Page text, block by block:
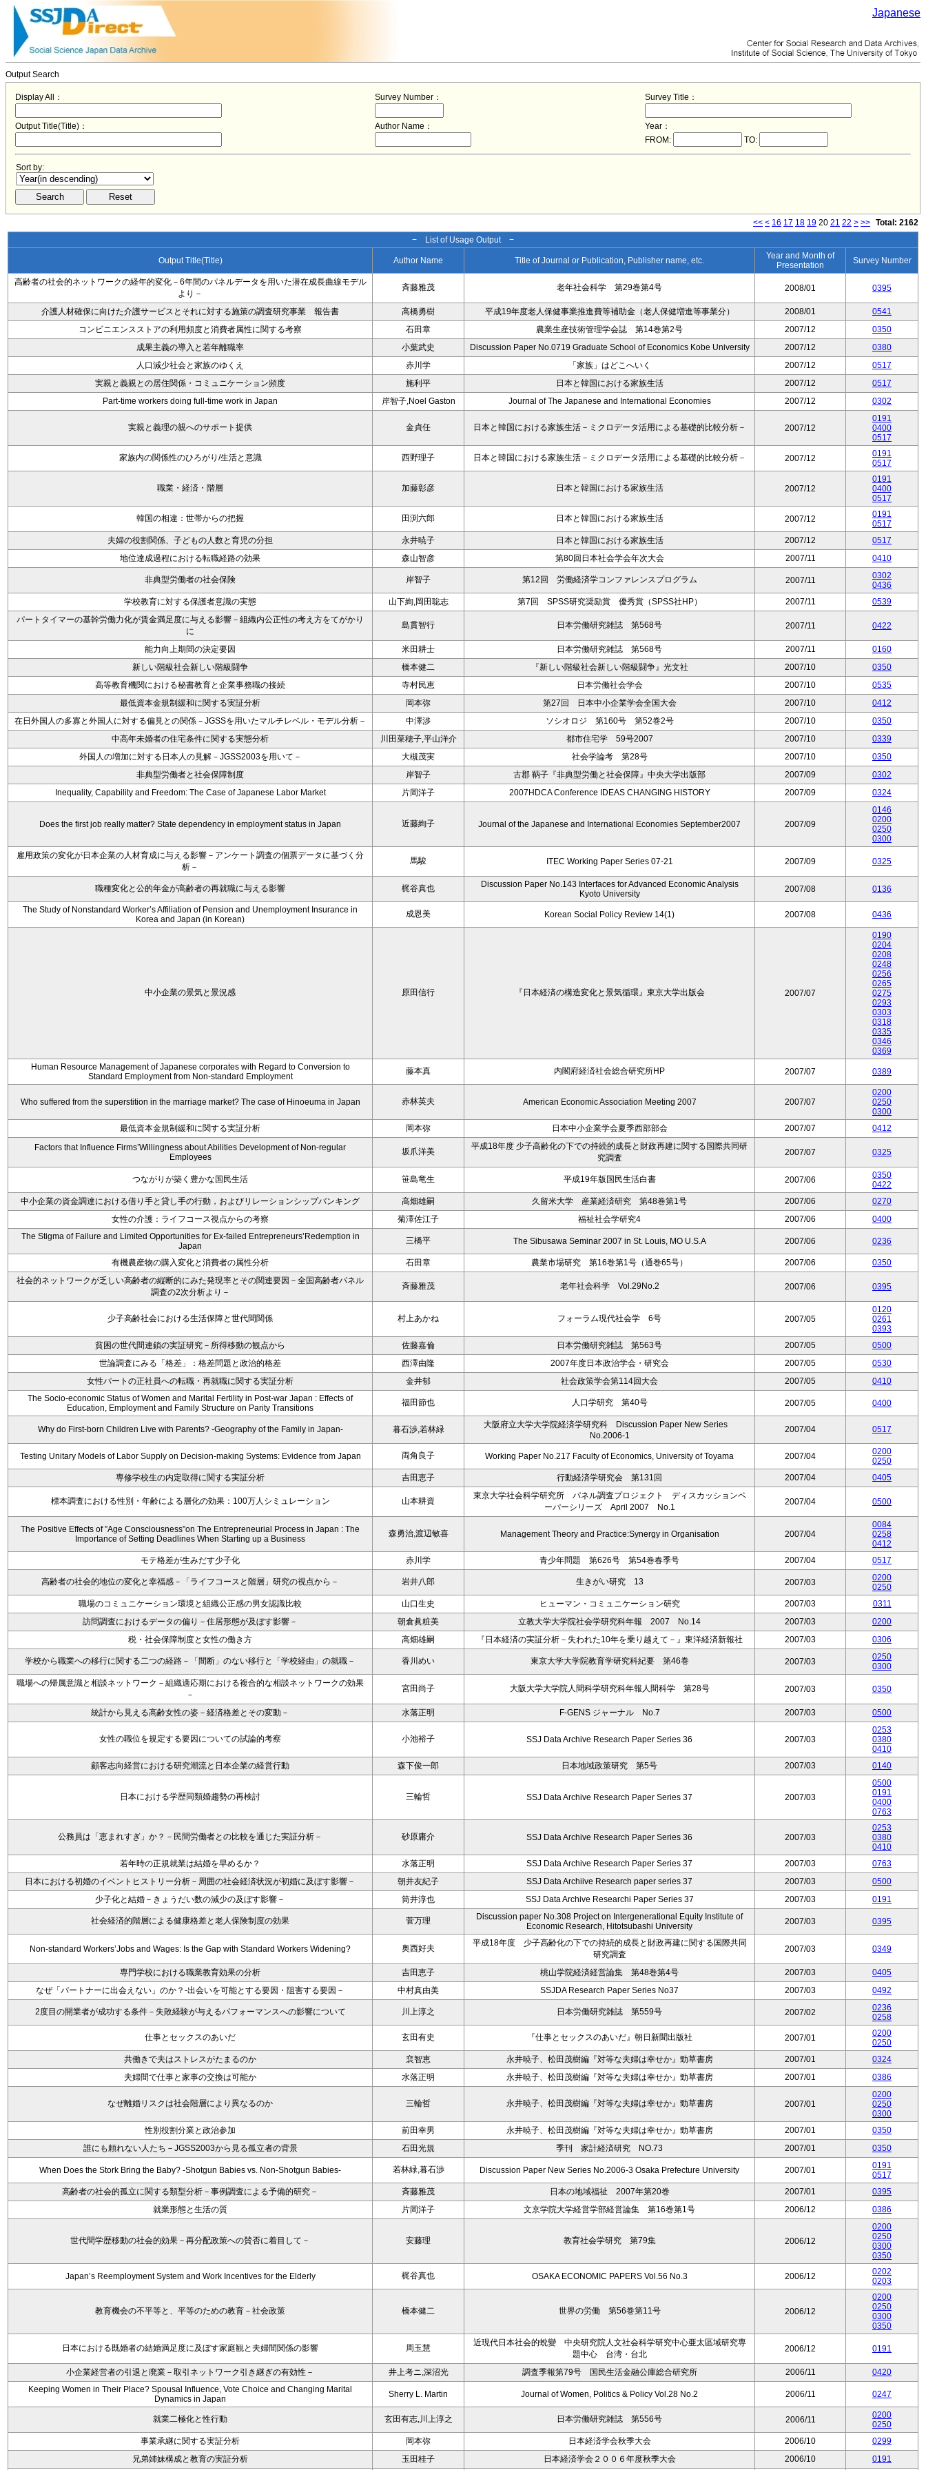
Japanese
Output Search
Display All： Survey Number： Survey Title：
Output Title(Title)： Author Name：
Year：
FROM:
TO:
Sort by:
<< < 16 17 18 19 20 21 22 > >> Total: 2162
− List of Usage Output −
Output Title(Title) Author Name Title of Journal or Publication, Publisher name, etc.
Year and Month of
Presentation
Survey Number
高齢者の社会的ネットワークの経年的変化－6年間のパネルデータを用いた潜在成長曲線モデル
より－
斉藤雅茂 老年社会科学 第29巻第4号 2008/01 0395
介護人材確保に向けた介護サービスとそれに対する施策の調査研究事業 報告書 高橋勇樹 平成19年度老人保健事業推進費等補助金（老人保健増進等事業分） 2008/01
0541
コンビニエンスストアの利用頻度と消費者属性に関する考察
石田章 農業生産技術管理学会誌 第14巻第2号 2007/12
0350
成果主義の導入と若年離職率
小葉武史 Discussion Paper No.0719 Graduate School of Economics Kobe University 2007/12
0380
人口減少社会と家族のゆくえ
赤川学 「家族」はどこへいく 2007/12
0517
実親と義親との居住関係・コミュニケーション頻度
施利平 日本と韓国における家族生活 2007/12
0517
Part-time workers doing full-time work in Japan
岸智子,Noel Gaston Journal of The Japanese and International Economies 2007/12 0302
実親と義理の親へのサポート提供 金貞任 日本と韓国における家族生活－ミクロデータ活用による基礎的比較分析－ 2007/12
0191
0400
0517
家族内の関係性のひろがり/生活と意識 西野理子 日本と韓国における家族生活－ミクロデータ活用による基礎的比較分析－ 2007/12
0191
0517
職業・経済・階層 加藤彰彦 日本と韓国における家族生活 2007/12
0191
0400
0517
韓国の相違：世帯からの把握 田渕六郎 日本と韓国における家族生活 2007/12
0191
0517
夫婦の役割関係、子どもの人数と育児の分担
永井暁子 日本と韓国における家族生活 2007/12
0517
地位達成過程における転職経路の効果
森山智彦 第80回日本社会学会年次大会 2007/11 0410
非典型労働者の社会保険 岸智子 第12回 労働経済学コンファレンスプログラム 2007/11
0302
0436
学校教育に対する保護者意識の実態
山下絢,岡田聡志 第7回 SPSS研究奨励賞 優秀賞（SPSS社HP） 2007/11
0539
パートタイマーの基幹労働力化が賃金満足度に与える影響－組織内公正性の考え方をてがかり
に
島貫智行 日本労働研究雑誌 第568号 2007/11 0422
能力向上期間の決定要因 米田耕士 日本労働研究雑誌 第568号 2007/11
0160
新しい階級社会新しい階級闘争
橋本健二 『新しい階級社会新しい階級闘争』光文社 2007/10
0350
高等教育機関における秘書教育と企業事務職の接続
寺村民恵 日本労働社会学会 2007/10
0535
最低資本金規制緩和に関する実証分析
岡本弥 第27回 日本中小企業学会全国大会 2007/10
0412
在日外国人の多寡と外国人に対する偏見との関係－JGSSを用いたマルチレベル・モデル分析－
中澤渉 ソシオロジ 第160号 第52巻2号 2007/10
0350
中高年未婚者の住宅条件に関する実態分析
川田菜穂子,平山洋介 都市住宅学 59号2007 2007/10
0339
外国人の増加に対する日本人の見解－JGSS2003を用いて－
大槻茂実 社会学論考 第28号 2007/10
0350
非典型労働者と社会保障制度
岸智子 古郡 鞆子『非典型労働と社会保障』中央大学出版部 2007/09
0302
Inequality, Capability and Freedom: The Case of Japanese Labor Market
片岡洋子 2007HDCA Conference IDEAS CHANGING HISTORY 2007/09 0324
Does the first job really matter? State dependency in employment status in Japan 近藤絢子 Journal of the Japanese and International Economies September2007 2007/09
0146
0200
0250
0300
雇用政策の変化が日本企業の人材育成に与える影響－アンケート調査の個票データに基づく分
析－
馬駿 ITEC Working Paper Series 07-21 2007/09 0325
職種変化と公的年金が高齢者の再就職に与える影響 梶谷真也
Discussion Paper No.143 Interfaces for Advanced Economic Analysis
Kyoto University
2007/08 0136
The Study of Nonstandard Worker’s Affiliation of Pension and Unemployment Insurance in
Korea and Japan (in Korean)
成恩美 Korean Social Policy Review 14(1) 2007/08 0436
中小企業の景気と景況感 原田信行 『日本経済の構造変化と景気循環』東京大学出版会 2007/07
0190
0204
0208
0248
0256
0265
0275
0293
0303
0318
0335
0346
0369
Human Resource Management of Japanese corporates with Regard to Conversion to
Standard Employment from Non-standard Employment
藤本真 内閣府経済社会総合研究所HP 2007/07 0389
Who suffered from the superstition in the marriage market? The case of Hinoeuma in Japan 赤林英夫 American Economic Association Meeting 2007 2007/07
0200
0250
0300
最低資本金規制緩和に関する実証分析
岡本弥 日本中小企業学会夏季西部部会 2007/07
0412
Factors that Influence Firms’Willingness about Abilities Development of Non-regular
Employees
坂爪洋美
平成18年度 少子高齢化の下での持続的成長と財政再建に関する国際共同研
究調査
2007/07 0325
つながりが築く豊かな国民生活 笹島竜生 平成19年版国民生活白書 2007/06
0350
0422
中小企業の資金調達における借り手と貸し手の行動，およびリレーションシップバンキング
高畑雄嗣 久留米大学 産業経済研究 第48巻第1号 2007/06
0270
女性の介護：ライフコース視点からの考察
菊澤佐江子 福祉社会学研究4 2007/06
0400
The Stigma of Failure and Limited Opportunities for Ex-failed Entrepreneurs’Redemption in
Japan
三橋平 The Sibusawa Seminar 2007 in St. Louis, MO U.S.A 2007/06 0236
有機農産物の購入変化と消費者の属性分析 石田章 農業市場研究 第16巻第1号（通巻65号） 2007/06
0350
社会的ネットワークが乏しい高齢者の縦断的にみた発現率とその関連要因－全国高齢者パネル
調査の2次分析より－
斉藤雅茂 老年社会科学 Vol.29No.2 2007/06 0395
少子高齢社会における生活保障と世代間関係 村上あかね フォーラム現代社会学 6号 2007/05
0120
0261
0393
貧困の世代間連鎖の実証研究－所得移動の観点から
佐藤嘉倫 日本労働研究雑誌 第563号 2007/05
0500
世論調査にみる「格差」：格差問題と政治的格差
西澤由隆 2007年度日本政治学会・研究会 2007/05
0530
女性パートの正社員への転職・再就職に関する実証分析
金井郁 社会政策学会第114回大会 2007/05
0410
The Socio-economic Status of Women and Marital Fertility in Post-war Japan : Effects of
Education, Employment and Family Structure on Parity Transitions
福田節也 人口学研究 第40号 2007/05 0400
Why do First-born Children Live with Parents? -Geography of the Family in Japan- 暮石渉,若林緑
大阪府立大学大学院経済学研究科 Discussion Paper New Series
No.2006-1
2007/04 0517
Testing Unitary Models of Labor Supply on Decision-making Systems: Evidence from Japan 両角良子 Working Paper No.217 Faculty of Economics, University of Toyama 2007/04
0200
0250
専修学校生の内定取得に関する実証分析
吉田恵子 行動経済学研究会 第131回 2007/04 0405
標本調査における性別・年齢による層化の効果：100万人シミュレーション 山本耕資
東京大学社会科学研究所 パネル調査プロジェクト ディスカッションペ
ーパーシリーズ April 2007 No.1
2007/04 0500
The Positive Effects of ”Age Consciousness”on The Entrepreneurial Process in Japan : The
Importance of Setting Deadlines When Starting up a Business
森勇治,渡辺敏喜 Management Theory and Practice:Synergy in Organisation 2007/04
0084
0258
0412
モテ格差が生みだす少子化
赤川学 青少年問題 第626号 第54巻春季号 2007/04 0517
高齢者の社会的地位の変化と幸福感－「ライフコースと階層」研究の視点から－ 岩井八郎 生きがい研究 13 2007/03
0200
0250
職場のコミュニケーション環境と組織公正感の男女認識比較
山口生史 ヒューマン・コミュニケーション研究 2007/03
0311
訪問調査におけるデータの偏り－住居形態が及ぼす影響－
朝倉眞粧美 立教大学大学院社会学研究科年報 2007 No.14 2007/03
0200
税・社会保障制度と女性の働き方
高畑雄嗣 『日本経済の実証分析－失われた10年を乗り越えて－』東洋経済新報社 2007/03 0306
学校から職業への移行に関する二つの経路－「間断」のない移行と「学校経由」の就職－ 香川めい 東京大学大学院教育学研究科紀要 第46巻 2007/03
0250
0300
職場への帰属意識と相談ネットワーク－組織適応期における複合的な相談ネットワークの効果
－
宮田尚子 大阪大学大学院人間科学研究科年報人間科学 第28号 2007/03 0350
統計から見える高齢女性の姿－経済格差とその変動－ 水落正明 F-GENS ジャーナル No.7 2007/03 0500
女性の職位を規定する要因についての試論的考察 小池裕子 SSJ Data Archive Research Paper Series 36 2007/03
0253
0380
0410
顧客志向経営における研究潮流と日本企業の経営行動
森下俊一郎 日本地域政策研究 第5号 2007/03 0140
日本における学歴同類婚趨勢の再検討 三輪哲 SSJ Data Archive Research Paper Series 37 2007/03
0500
0191
0400
0763
公務員は「恵まれすぎ」か？－民間労働者との比較を通じた実証分析－ 砂原庸介 SSJ Data Archive Research Paper Series 36 2007/03
0253
0380
0410
若年時の正規就業は結婚を早めるか？
水落正明 SSJ Data Archive Research Paper Series 37 2007/03
0763
日本における初婚のイベントヒストリー分析－周囲の社会経済状況が初婚に及ぼす影響－
朝井友紀子 SSJ Data Archiive Research paper series 37 2007/03
0500
少子化と結婚－きょうだい数の減少の及ぼす影響－
筒井淳也 SSJ Data Archive Researchi Paper Series 37 2007/03 0191
社会経済的階層による健康格差と老人保険制度の効果 菅万理
Discussion paper No.308 Project on Intergenerational Equity Institute of
Economic Research, Hitotsubashi University
2007/03 0395
Non-standard Workers’Jobs and Wages: Is the Gap with Standard Workers Widening? 奥西好夫
平成18年度 少子高齢化の下での持続的成長と財政再建に関する国際共同
研究調査
2007/03 0349
専門学校における職業教育効果の分析 吉田恵子 桃山学院経済経営論集 第48巻第4号 2007/03
0405
なぜ「パートナーに出会えない」のか？-出会いを可能とする要因・阻害する要因－
中村真由美 SSJDA Research Paper Series No37 2007/03 0492
2度目の開業者が成功する条件－失敗経験が与えるパフォーマンスへの影響について 川上淳之 日本労働研究雑誌 第559号 2007/02
0236
0258
仕事とセックスのあいだ 玄田有史 『仕事とセックスのあいだ』朝日新聞出版社 2007/01
0200
0250
共働きで夫はストレスがたまるのか
裵智恵 永井暁子、松田茂樹編『対等な夫婦は幸せか』勁草書房 2007/01
0324
夫婦間で仕事と家事の交換は可能か
水落正明 永井暁子、松田茂樹編『対等な夫婦は幸せか』勁草書房 2007/01 0386
なぜ離婚リスクは社会階層により異なるのか 三輪哲 永井暁子、松田茂樹編『対等な夫婦は幸せか』勁草書房 2007/01
0200
0250
0300
性別役割分業と政治参加
前田幸男 永井暁子、松田茂樹編『対等な夫婦は幸せか』勁草書房 2007/01
0350
誰にも頼れない人たち－JGSS2003から見る孤立者の背景
石田光規 季刊 家計経済研究 NO.73 2007/01 0350
When Does the Stork Bring the Baby? -Shotgun Babies vs. Non-Shotgun Babies- 若林緑,暮石渉 Discussion Paper New Series No.2006-3 Osaka Prefecture University 2007/01
0191
0517
高齢者の社会的孤立に関する類型分析－事例調査による予備的研究－
斉藤雅茂 日本の地域福祉 2007年第20巻 2007/01
0395
就業形態と生活の質
片岡洋子 文京学院大学経営学部経営論集 第16巻第1号 2006/12 0386
世代間学歴移動の社会的効果－再分配政策への賛否に着目して－ 安藤理 教育社会学研究 第79集 2006/12
0200
0250
0300
0350
Japan’s Reemployment System and Work Incentives for the Elderly 梶谷真也 OSAKA ECONOMIC PAPERS Vol.56 No.3 2006/12
0202
0203
教育機会の不平等と、平等のための教育－社会政策 橋本健二 世界の労働 第56巻第11号 2006/12
0200
0250
0300
0350
日本における既婚者の結婚満足度に及ぼす家庭観と夫婦間関係の影響 周玉慧
近現代日本社会的蛻變 中央研究院人文社会科学研究中心亜太區域研究専
題中心 台湾・台北
2006/12 0191
小企業経営者の引退と廃業－取引ネットワーク引き継ぎの有効性－ 井上考ニ,深沼光 調査季報第79号 国民生活金融公庫総合研究所 2006/11
0420
Keeping Women in Their Place? Spousal Influence, Vote Choice and Changing Marital
Dynamics in Japan
Sherry L. Martin Journal of Women, Politics & Policy Vol.28 No.2 2006/11 0247
就業二極化と性行動 玄田有志,川上淳之 日本労働研究雑誌 第556号 2006/11
0200
0250
事業承継に関する実証分析
岡本弥 日本経済学会秋季大会 2006/10
0299
兄弟姉妹構成と教育の実証分析
玉田桂子 日本経済学会２００６年度秋季大会 2006/10 0191